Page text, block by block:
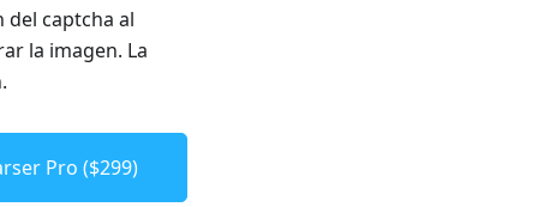
captcha al
la imagen. La
Pro ($299)